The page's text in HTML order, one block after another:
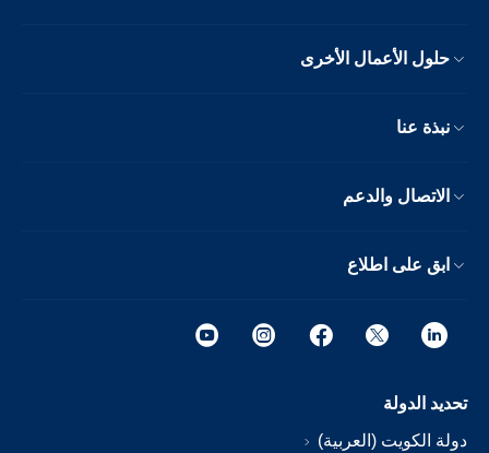
حلول الأعمال الأخرى
نبذة عنا
الاتصال والدعم
ابق على اطلاع
تحديد الدولة
دولة الكويت (العربية)